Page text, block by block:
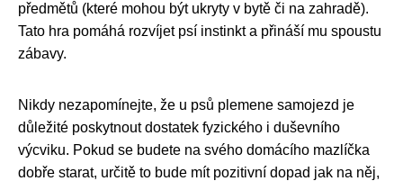
předmětů (které mohou být ukryty v bytě či na zahradě).
Tato hra pomáhá rozvíjet psí instinkt a přináší mu spoustu
zábavy.
Nikdy nezapomínejte, že u psů plemene samojezd je
důležité poskytnout dostatek fyzického i duševního
výcviku. Pokud se budete na svého domácího mazlíčka
dobře starat, určitě to bude mít pozitivní dopad jak na něj,